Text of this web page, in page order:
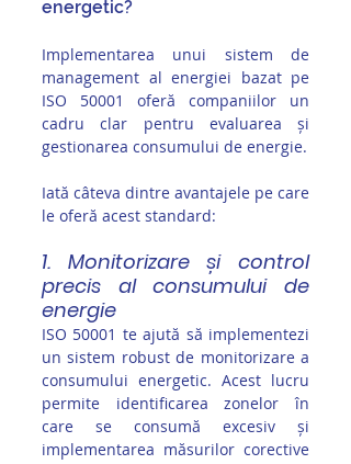
energetic?
Implementarea unui sistem de
management al energiei bazat pe
ISO 50001 oferă companiilor un
cadru clar pentru evaluarea și
Iată câteva dintre avantajele pe care
le oferă acest standard:
1. Monitorizare și control
precis al consumului de
energie
ISO 50001 te ajută să implementezi
un sistem robust de monitorizare a
consumului energetic. Acest lucru
permite identificarea zonelor în
care se consumă excesiv și
implementarea măsurilor corective